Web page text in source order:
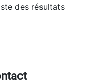
des résultats